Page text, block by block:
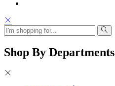
Shop By Departments